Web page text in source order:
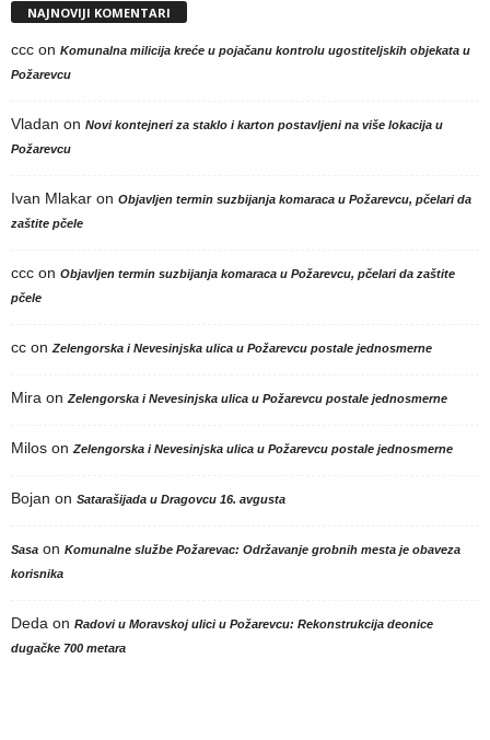
NAJNOVIJI KOMENTARI
ccc on Komunalna milicija kreće u pojačanu kontrolu ugostiteljskih objekata u
Požarevcu
Vladan on Novi kontejneri za staklo i karton postavljeni na više lokacija u
Požarevcu
Ivan Mlakar on Objavljen termin suzbijanja komaraca u Požarevcu, pčelari da
zaštite pčele
ccc on Objavljen termin suzbijanja komaraca u Požarevcu, pčelari da zaštite
pčele
cc on Zelengorska i Nevesinjska ulica u Požarevcu postale jednosmerne
Mira on Zelengorska i Nevesinjska ulica u Požarevcu postale jednosmerne
Milos on Zelengorska i Nevesinjska ulica u Požarevcu postale jednosmerne
Bojan on Satarašijada u Dragovcu 16. avgusta
Sasa on Komunalne službe Požarevac: Održavanje grobnih mesta je obaveza
korisnika
Deda on Radovi u Moravskoj ulici u Požarevcu: Rekonstrukcija deonice
dugačke 700 metara